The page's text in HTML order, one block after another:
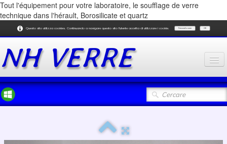
Tout l'équipement pour votre laboratoire, le soufflage de verre
technique dans l'hérault, Borosilicate et quartz
Questo sito utilizza cookies. Continuando a navigare questo sito l'utente accetta di utilizzare i cookie. Personalizzare OK
NH VERRE
Accueil
Réalisations